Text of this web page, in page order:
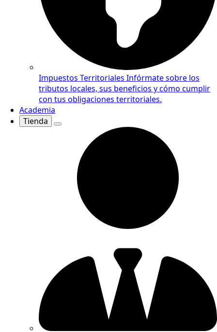
Impuestos Territoriales Infórmate sobre los
tributos locales, sus beneficios y cómo cumplir
con tus obligaciones territoriales.
Academia
Tienda